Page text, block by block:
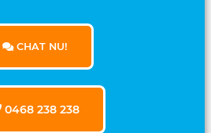
CHAT NU!
0468 238 238